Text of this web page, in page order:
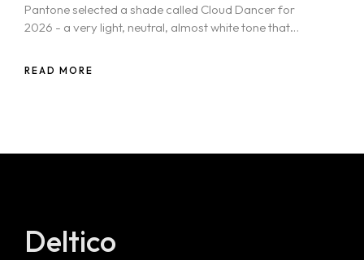
Pantone selected a shade called Cloud Dancer for
2026 - a very light, neutral, almost white tone that
READ MORE
Deltico